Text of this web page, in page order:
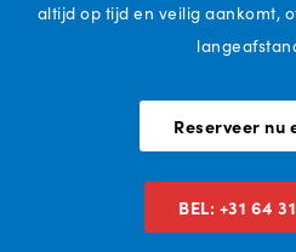
altijd op tijd en veilig aankomt,
Reserveer nu
BEL: +31 64